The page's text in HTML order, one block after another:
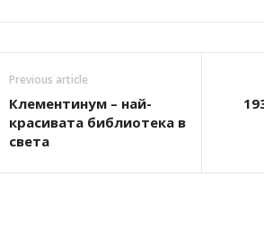
Previous article
Клементинум – най-
красивата библиотека в
света